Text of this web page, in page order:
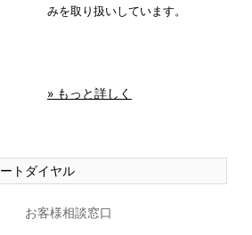
みを取り扱いしています。
» もっと詳しく
トダイヤル
お客様相談窓口